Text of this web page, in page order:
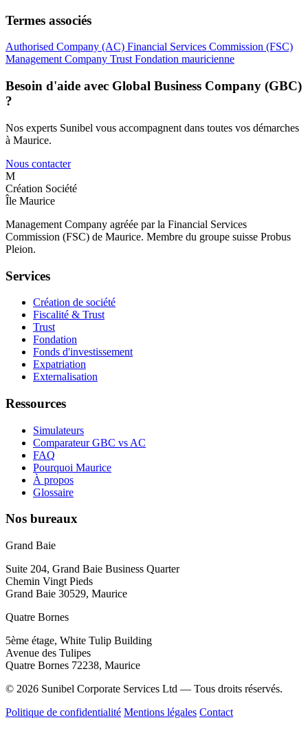
Termes associés
Authorised Company (AC) Financial Services Commission (FSC)
Management Company Trust Fondation mauricienne
Besoin d'aide avec Global Business Company (GBC)
?
Nos experts Sunibel vous accompagnent dans toutes vos démarches
à Maurice.
Nous contacter
M
Création Société
Île Maurice
Management Company agréée par la Financial Services
Commission (FSC) de Maurice. Membre du groupe suisse Probus
Pleion.
Services
Création de société
Fiscalité & Trust
Trust
Fondation
Fonds d'investissement
Expatriation
Externalisation
Ressources
Simulateurs
Comparateur GBC vs AC
FAQ
Pourquoi Maurice
À propos
Glossaire
Nos bureaux
Grand Baie
Suite 204, Grand Baie Business Quarter
Chemin Vingt Pieds
Grand Baie 30529, Maurice
Quatre Bornes
5ème étage, White Tulip Building
Avenue des Tulipes
Quatre Bornes 72238, Maurice
© 2026 Sunibel Corporate Services Ltd — Tous droits réservés.
Politique de confidentialité Mentions légales Contact